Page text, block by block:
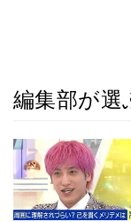
編集部が選